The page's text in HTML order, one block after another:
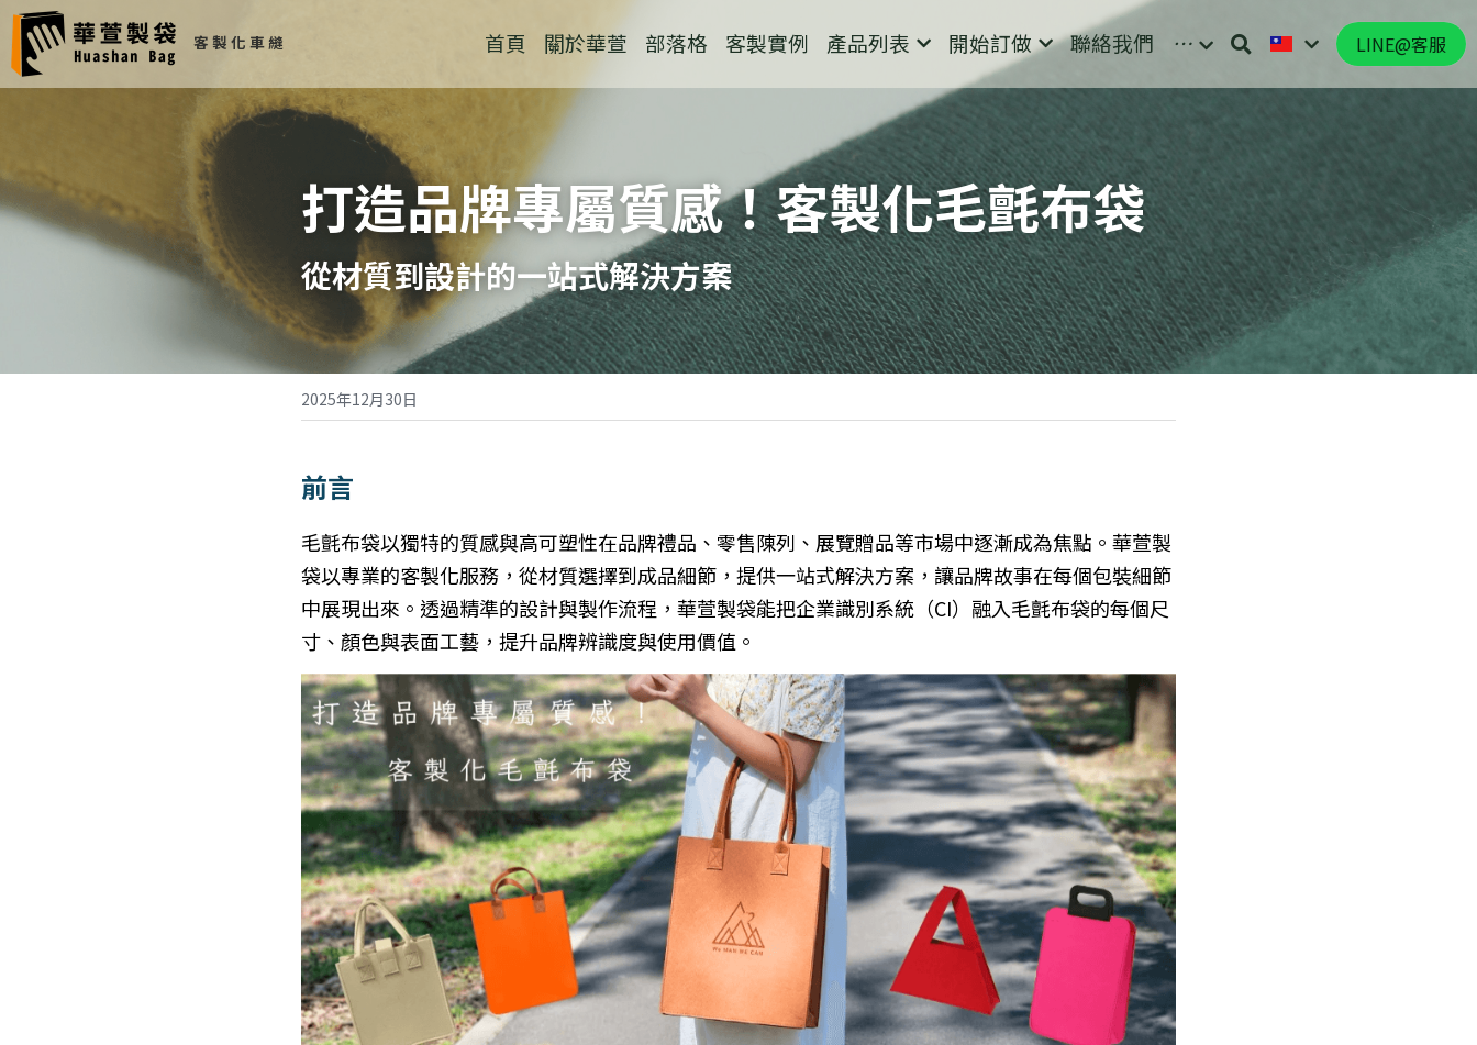
客 製 化 車 縫 首頁 關於華萱 部落格 客製實例 產品列表 開始訂做 聯絡我們 … LINE@客服
打造品牌專屬質感！客製化毛氈布袋
從材質到設計的一站式解決方案
2025年12月30日
前言
毛氈布袋以獨特的質感與高可塑性在品牌禮品、零售陳列、展覽贈品等市場中逐漸成為焦點。華萱製
袋以專業的客製化服務，從材質選擇到成品細節，提供一站式解決方案，讓品牌故事在每個包裝細節
中展現出來。透過精準的設計與製作流程，華萱製袋能把企業識別系統（CI）融入毛氈布袋的每個尺
寸、顏色與表面工藝，提升品牌辨識度與使用價值。